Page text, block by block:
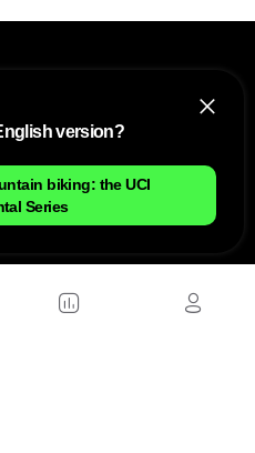
version?
biking: the UCI
Series